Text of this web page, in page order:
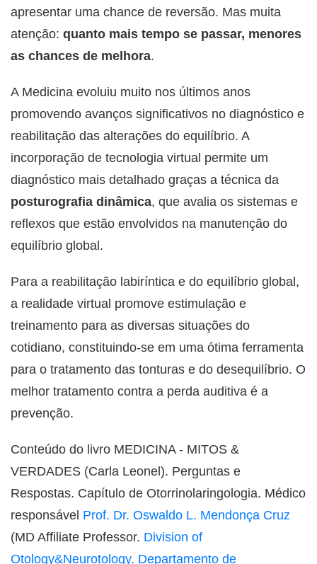
apresentar uma chance de reversão. Mas muita
atenção: quanto mais tempo se passar, menores
as chances de melhora.
A Medicina evoluiu muito nos últimos anos
promovendo avanços significativos no diagnóstico e
reabilitação das alterações do equilíbrio. A
incorporação de tecnologia virtual permite um
diagnóstico mais detalhado graças a técnica da
posturografia dinâmica, que avalia os sistemas e
reflexos que estão envolvidos na manutenção do
equilíbrio global.
Para a reabilitação labiríntica e do equilíbrio global,
a realidade virtual promove estimulação e
treinamento para as diversas situações do
cotidiano, constituindo-se em uma ótima ferramenta
para o tratamento das tonturas e do desequilíbrio. O
melhor tratamento contra a perda auditiva é a
prevenção.
Conteúdo do livro MEDICINA - MITOS &
VERDADES (Carla Leonel). Perguntas e
Respostas. Capítulo de Otorrinolaringologia. Médico
responsável Prof. Dr. Oswaldo L. Mendonça Cruz
(MD Affiliate Professor. Division of
Otology&Neurotology. Departamento de